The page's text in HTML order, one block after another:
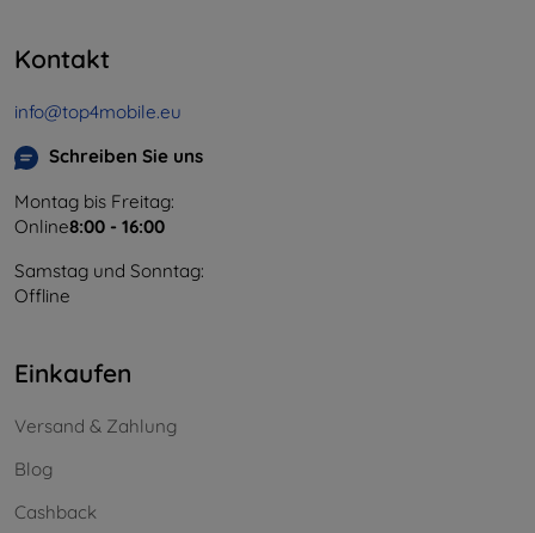
Kontakt
info@top4mobile.eu
Schreiben Sie uns
Montag bis Freitag:
Online8:00 - 16:00
Samstag und Sonntag:
Offline
Einkaufen
Versand & Zahlung
Blog
Cashback